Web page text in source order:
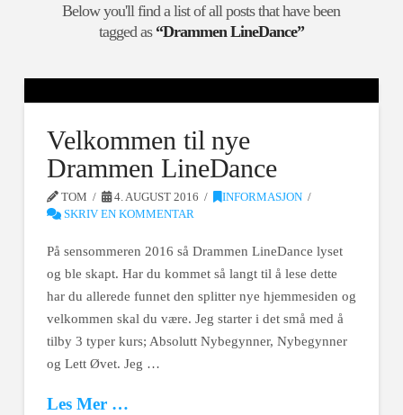
Below you'll find a list of all posts that have been
tagged as “Drammen LineDance”
Velkommen til nye
Drammen LineDance
TOM 4. AUGUST 2016
INFORMASJON
SKRIV EN KOMMENTAR
På sensommeren 2016 så Drammen LineDance lyset
og ble skapt. Har du kommet så langt til å lese dette
har du allerede funnet den splitter nye hjemmesiden og
velkommen skal du være. Jeg starter i det små med å
tilby 3 typer kurs; Absolutt Nybegynner, Nybegynner
og Lett Øvet. Jeg …
Les Mer …